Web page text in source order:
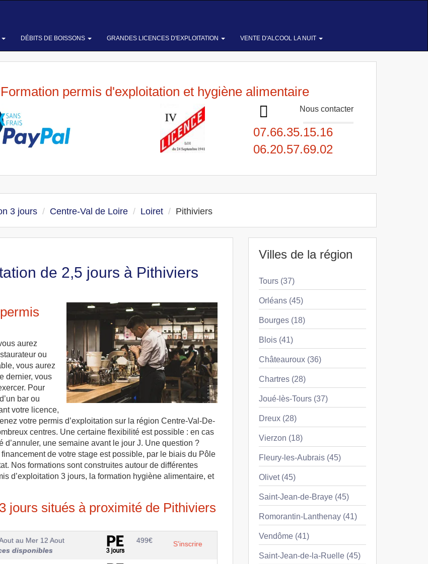
DÉBITS DE BOISSONS GRANDES LICENCES D'EXPLOITATION VENTE D'ALCOOL LA NUIT
permis d'exploitation et hygiène alimentaire
Nous contacter
07.66.35.15.16
06.20.57.69.02
3 jours Centre-Val de Loire Loiret Pithiviers
de 2,5 jours à Pithiviers
aurez
ou
vous aurez
dernier, vous
Pour
bar ou
votre licence,
votre permis d’exploitation sur la région Centre-Val-De-
centres. Une certaine flexibilité est possible : en cas
une semaine avant le jour J. Une question ?
de votre stage est possible, par le biais du Pôle
Nos formations sont construites autour de différentes
d’exploitation 3 jours, la formation hygiène alimentaire, et
jours situés à proximité de Pithiviers
au Mer 12 Aout
disponibles
499€ S'inscrire
Villes de la région
Tours (37)
Orléans (45)
Bourges (18)
Blois (41)
Châteauroux (36)
Chartres (28)
Joué-lès-Tours (37)
Dreux (28)
Vierzon (18)
Fleury-les-Aubrais (45)
Olivet (45)
Saint-Jean-de-Braye (45)
Romorantin-Lanthenay (41)
Vendôme (41)
Saint-Jean-de-la-Ruelle (45)